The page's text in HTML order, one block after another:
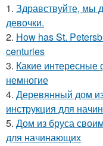
1. Здравствуйте, мы
девочки.
2. How has St.
centuries
3. Какие
немногие
4. Деревянный дом
инструкция для
5. Дом из бруса
для начинающих